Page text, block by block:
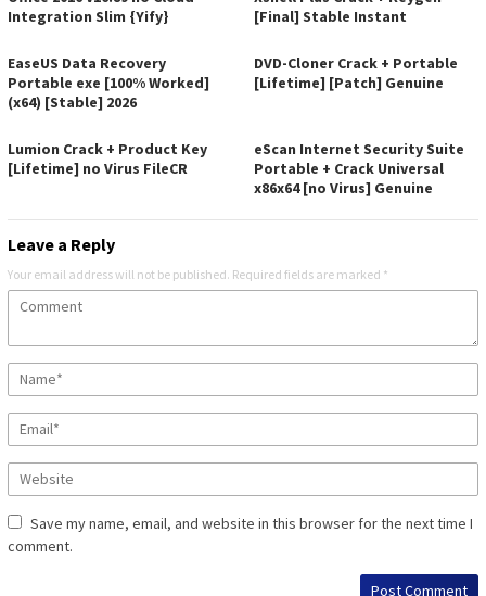
Integration Slim {Yify}
[Final] Stable Instant
EaseUS Data Recovery
Portable exe [100% Worked]
(x64) [Stable] 2026
DVD-Cloner Crack + Portable
[Lifetime] [Patch] Genuine
Lumion Crack + Product Key
[Lifetime] no Virus FileCR
eScan Internet Security Suite
Portable + Crack Universal
x86x64 [no Virus] Genuine
Leave a Reply
Your email address will not be published. Required fields are marked *
Save my name, email, and website in this browser for the next time I
comment.